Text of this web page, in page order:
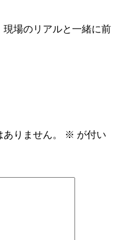
場のリアルと一緒に前
りません。 ※ が付い